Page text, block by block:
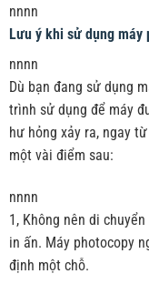
nnnn
Lưu ý khi sử dụng máy
nnnn
Dù bạn đang sử dụng
trình sử dụng để máy
hư hỏng xảy ra, ngay
một vài điểm sau:
nnnn
1, Không nên di
in ấn. Máy photocopy
định một chỗ.